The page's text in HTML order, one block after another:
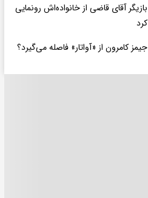
بازیگر آقای قاضی از خانواده‌اش رونمایی
کرد
جیمز کامرون از «آواتار» فاصله می‌گیرد؟